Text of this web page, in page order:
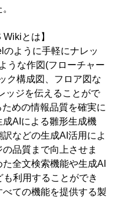
とは】
ように手軽にナレッ
うな作図(フローチャー
ク構成図、フロア図な
ッジを伝えることがで
めの情報品質を確実に
AIによる雛形生成機
などの生成AI活用によ
品質まで向上させま
全文検索機能や生成AI
利用することができ
ての機能を提供する製